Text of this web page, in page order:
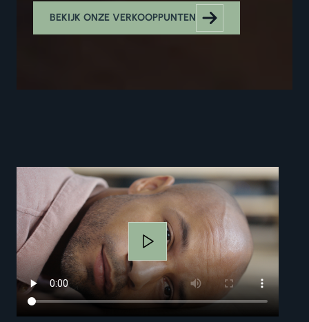
BEKIJK ONZE VERKOOPPUNTEN